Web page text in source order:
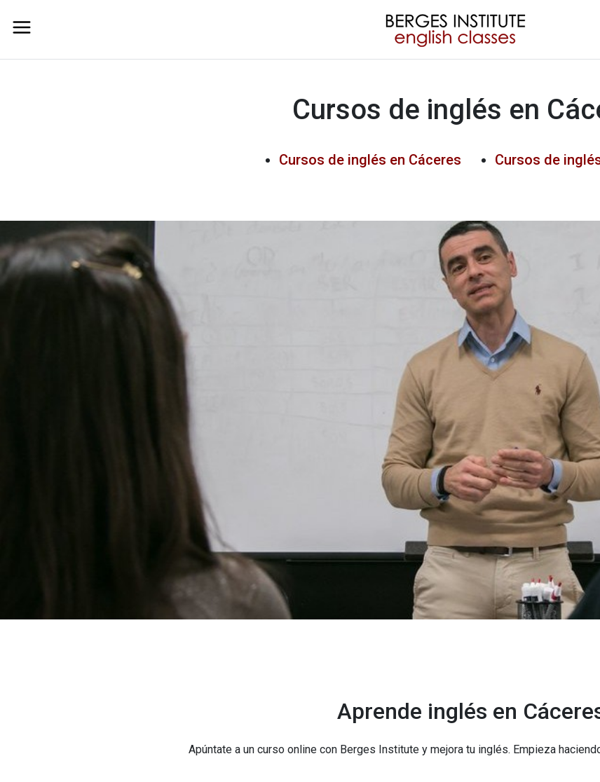
Cursos de inglés en
Cursos de inglés en Cáceres Cursos de
Aprende inglés en
Apúntate a un curso online con Berges Institute y mejora tu inglés. Empieza